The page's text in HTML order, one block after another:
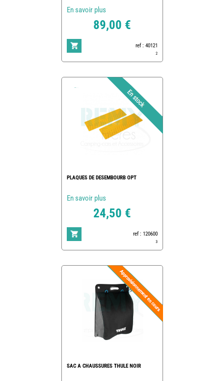
En savoir plus
89,00 €
ref : 40121
2
PLAQUES DE DESEMBOURB OPT
En savoir plus
24,50 €
ref : 120600
3
SAC A CHAUSSURES THULE NOIR